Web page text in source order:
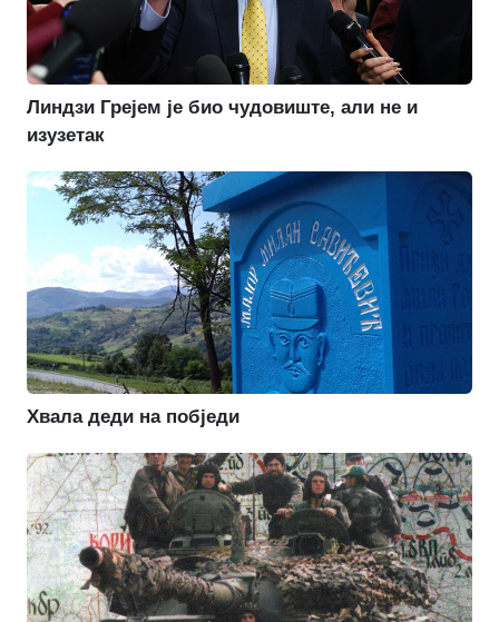
Линдзи Грејем је био чудовиште, али не и
изузетак
Хвала деди на побједи